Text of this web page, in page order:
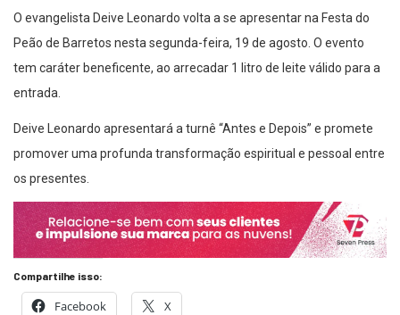
O evangelista Deive Leonardo volta a se apresentar na Festa do
Peão de Barretos nesta segunda-feira, 19 de agosto. O evento
tem caráter beneficente, ao arrecadar 1 litro de leite válido para a
entrada.
Deive Leonardo apresentará a turnê “Antes e Depois” e promete
promover uma profunda transformação espiritual e pessoal entre
os presentes.
Compartilhe isso:
Facebook X